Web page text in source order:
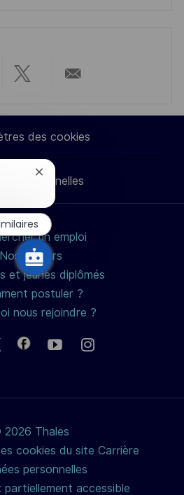
Partager
via
twitter
par
e-
mail
des cookies
personnelles
un emploi
Nos métiers
et jeunes diplômés
postuler ?
nous rejoindre ?
2026 Thales
cookies du site Carrière
personnelles
partiellement accessible
Fermer
notification
du
chatbot